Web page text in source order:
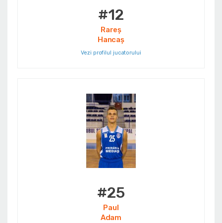
#12
Rareș
Hancaș
Vezi profilul jucatorului
#25
Paul
Adam